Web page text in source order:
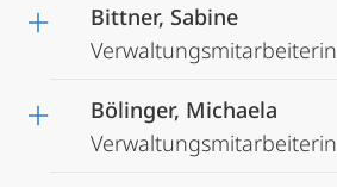
Bittner, Sabine
Verwaltungsmitarbeiterin
Bölinger, Michaela
Verwaltungsmitarbeiterin